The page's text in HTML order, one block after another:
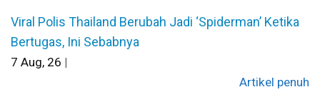
Viral Polis Thailand Berubah Jadi ‘Spiderman’ Ketika
Bertugas, Ini Sebabnya
7 Aug, 26 |
Artikel penuh